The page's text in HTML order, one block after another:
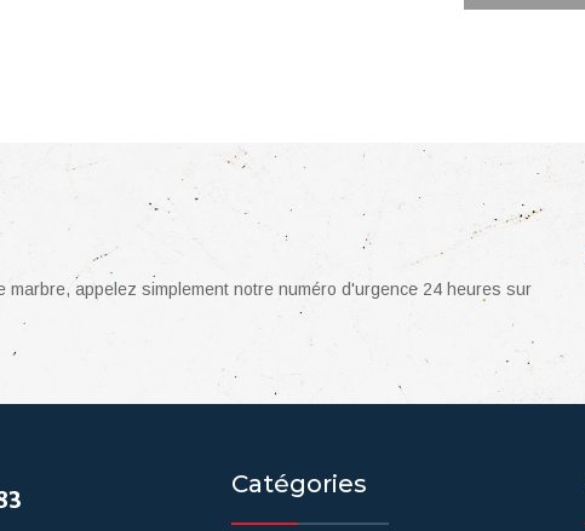
marbre, appelez simplement notre numéro d'urgence 24 heures sur
Catégories